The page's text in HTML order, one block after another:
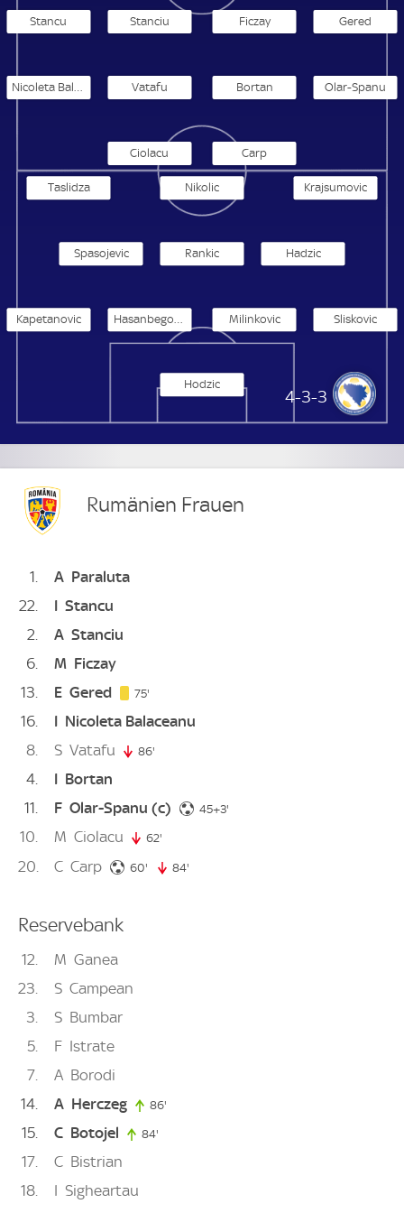
Stancu Stanciu Ficzay Gered
Nicoleta Balaceanu Vatafu Bortan Olar-Spanu
Ciolacu Carp
Bosnien und Herzegowina Frauen
4-3-3
Hodzic
Sliskovic
Milinkovic
Hasanbegovic
Kapetanovic
Hadzic
Rankic
Spasojevic
Krajsumovic
Nikolic
Taslidza
Rumänien Frauen
1 A Paraluta
22
I Stancu
2
A Stanciu
6
M Ficzay
13
E Gered 75'
16 I Nicoleta Balaceanu
8
S Vatafu 86'
4 I Bortan
11
F Olar-Spanu (c) 45+3'
10 M Ciolacu 62'
20 C Carp 60' 60. minute
84'
Reservebank
12 M Ganea
23
S Campean
3
S Bumbar
5
F Istrate
7
A Borodi
14
A Herczeg 86'
15 C Botojel 84'
17 C Bistrian
18
I Sigheartau